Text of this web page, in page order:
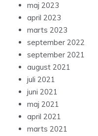
maj 2023
april 2023
marts 2023
september 2022
september 2021
august 2021
juli 2021
juni 2021
maj 2021
april 2021
marts 2021